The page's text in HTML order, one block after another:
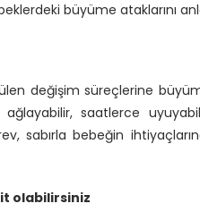
büyüme ataklarını
değişim süreçlerine
saatlerce
sabırla bebeğin
olabilirsiniz